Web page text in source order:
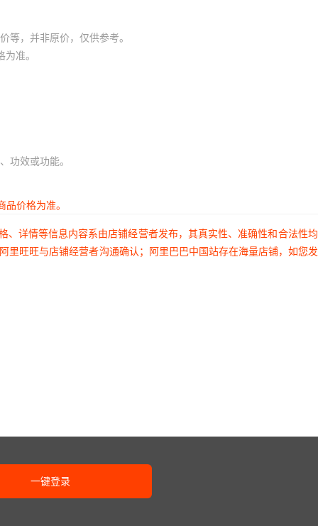
等，并非原价，仅供参考。
准。
功效或功能。
价格为准。
详情等信息内容系由店铺经营者发布，其真实性、准确性和合法性
旺旺与店铺经营者沟通确认；阿里巴巴中国站存在海量店铺，如您
一键登录